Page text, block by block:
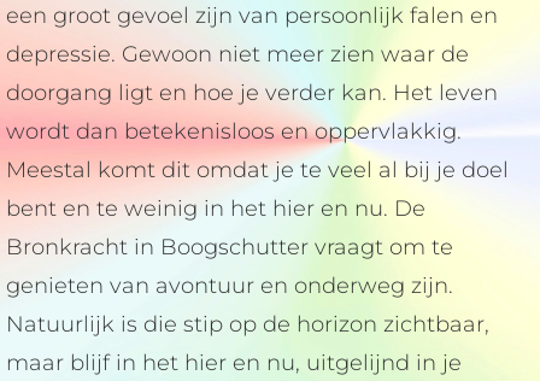
een groot gevoel zijn van persoonlijk falen en
depressie. Gewoon niet meer zien waar de
doorgang ligt en hoe je verder kan. Het leven
wordt dan betekenisloos en oppervlakkig.
Meestal komt dit omdat je te veel al bij je doel
bent en te weinig in het hier en nu. De
Bronkracht in Boogschutter vraagt om te
genieten van avontuur en onderweg zijn.
Natuurlijk is die stip op de horizon zichtbaar,
maar blijf in het hier en nu, uitgelijnd in je